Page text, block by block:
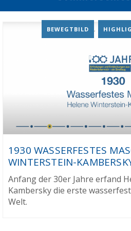
1930 WASSERFESTES
WINTERSTEIN-
BEWEGTBILD ,
Anfang der 30er Jahre erfand
Kambersky die erste
Welt.